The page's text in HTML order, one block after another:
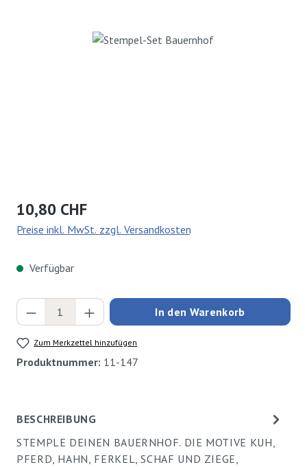
Bildergalerie überspringen
Regulärer Preis:
10,80 CHF
Preise inkl. MwSt. zzgl. Versandkosten
Verfügbar
Produkt Anzahl: Gib den gewünschten Wert
In den Warenkorb
Zum Merkzettel hinzufügen
Produktnummer: 11-147
BESCHREIBUNG
STEMPLE DEINEN BAUERNHOF. DIE MOTIVE KUH,
PFERD, HAHN, FERKEL, SCHAF UND ZIEGE,